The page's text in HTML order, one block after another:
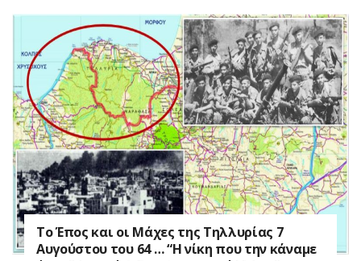
Το Έπος και οι Μάχες της Τηλλυρίας 7
Αυγούστου του 64 … “Η νίκη που την κάναμε